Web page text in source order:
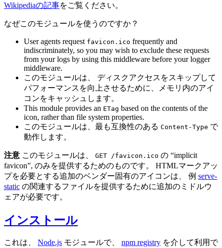
Wikipediaの記事をご覧ください。
なぜこのモジュールを使うのですか？
User agents request favicon.ico frequently and
indiscriminately, so you may wish to exclude these requests
from your logs by using this middleware before your logger
middleware.
このモジュールは、 ディスクアクセスをスキップして
パフォーマンスを向上させるために、メモリ内のアイ
コンをキャッシュします。
This module provides an ETag based on the contents of the
icon, rather than file system properties.
このモジュールは、最も互換性のある Content-Type で
動作します。
注意 このモジュールは、 GET /favicon.ico の “implicit
favicon”, のみを提供するためのものです。 HTMLマークアッ
プを必要とする追加のベンダー固有のアイコンは、 例 serve-
static の関連するファイルを提供するために追加のミドルウ
ェアが必要です。
インストール
これは、 Node.js モジュールで、 npm registry を介して利用で